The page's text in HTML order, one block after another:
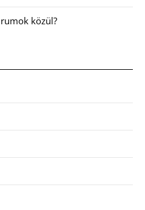
közül?